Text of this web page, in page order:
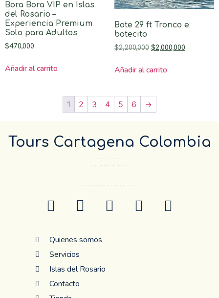
Bora Bora VIP en Islas
del Rosario –
Experiencia Premium
Solo para Adultos
$470,000
Añadir al carrito
Bote 29 ft Tronco e
botecito
$2,200,000 $2,000,000
Añadir al carrito
1 2 3 4 5 6 →
Tours Cartagena Colombia
Quienes somos
Servicios
Islas del Rosario
Contacto